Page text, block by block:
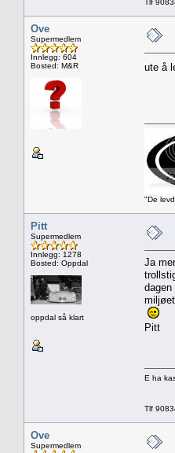
Tlf
Ove
Supermedlem
Innlegg: 604
Bosted: M&R
ute å
"De
Pitt
Supermedlem
Innlegg: 1278
Bosted: Oppdal
oppdal så klart
Ja
Pitt
E ha
Tlf
Ove
Supermedlem